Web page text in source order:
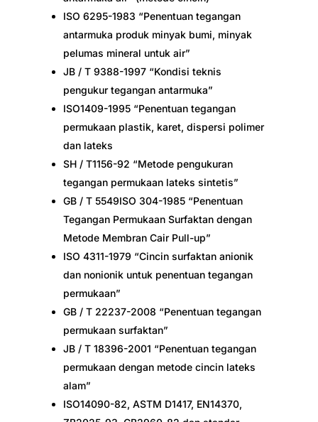
ISO 6295-1983 “Penentuan tegangan
antarmuka produk minyak bumi, minyak
pelumas mineral untuk air”
JB / T 9388-1997 “Kondisi teknis
pengukur tegangan antarmuka”
ISO1409-1995 “Penentuan tegangan
permukaan plastik, karet, dispersi polimer
dan lateks
SH / T1156-92 “Metode pengukuran
tegangan permukaan lateks sintetis”
GB / T 5549ISO 304-1985 “Penentuan
Tegangan Permukaan Surfaktan dengan
Metode Membran Cair Pull-up”
ISO 4311-1979 “Cincin surfaktan anionik
dan nonionik untuk penentuan tegangan
permukaan”
GB / T 22237-2008 “Penentuan tegangan
permukaan surfaktan”
JB / T 18396-2001 “Penentuan tegangan
permukaan dengan metode cincin lateks
alam”
ISO14090-82, ASTM D1417, EN14370,